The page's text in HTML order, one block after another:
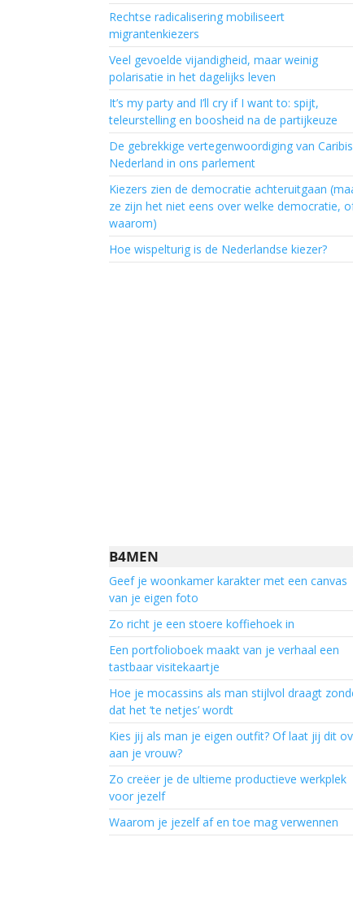
Rechtse radicalisering mobiliseert
migrantenkiezers
Veel gevoelde vijandigheid, maar weinig
polarisatie in het dagelijks leven
It’s my party and I’ll cry if I want to: spijt,
teleurstelling en boosheid na de partijkeuze
De gebrekkige vertegenwoordiging van
Nederland in ons parlement
Kiezers zien de democratie achteruitgaan
ze zijn het niet eens over welke democratie,
waarom)
Hoe wispelturig is de Nederlandse kiezer?
B4MEN
Geef je woonkamer karakter met een canvas
van je eigen foto
Zo richt je een stoere koffiehoek in
Een portfolioboek maakt van je verhaal een
tastbaar visitekaartje
Hoe je mocassins als man stijlvol draagt
dat het ‘te netjes’ wordt
Kies jij als man je eigen outfit? Of laat jij dit
aan je vrouw?
Zo creëer je de ultieme productieve werkplek
voor jezelf
Waarom je jezelf af en toe mag verwennen